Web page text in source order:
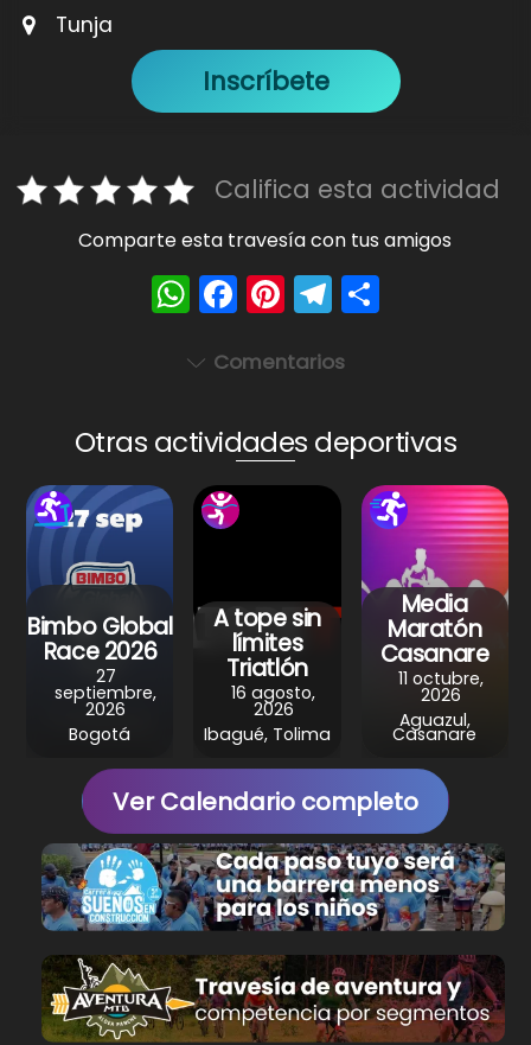
Tunja
Inscríbete
Califica esta actividad
Comparte esta travesía con tus amigos
W
h
a
A
p
p
F
a
c
b
o
Pi
nt
er
st
T
el
e
a
m
Comentarios
Otras actividades deportivas
Bimbo Global
Race 2026
27
septiembre,
2026
Bogotá
A tope sin
límites
Triatlón
16 agosto,
2026
Ibagué, Tolima
Media
Maratón
Casanare
11 octubre,
2026
Aguazul,
Casanare
Ver Calendario completo